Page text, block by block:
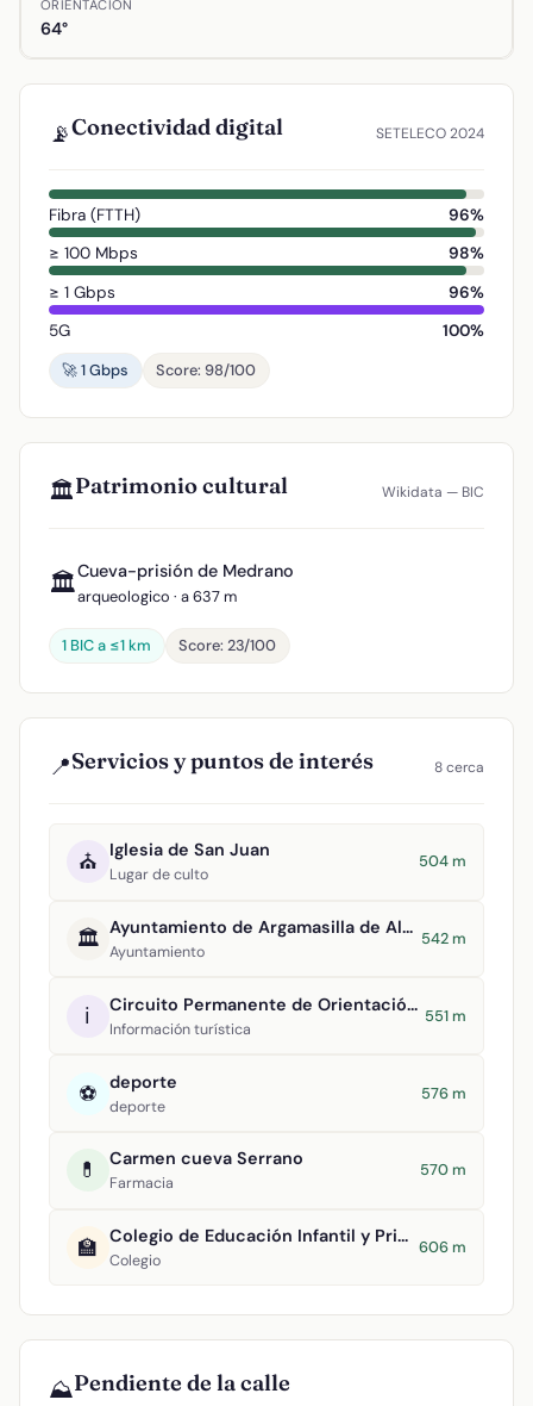
ORIENTACIÓN
64°
📡Conectividad digital SETELECO 2024
Fibra (FTTH)
96%
≥ 100 Mbps
98%
≥ 1 Gbps
96%
5G
100%
🚀 1 Gbps
Score: 98/100
🏛️Patrimonio cultural Wikidata — BIC
🏛️Cueva-prisión de Medrano
arqueologico · a 637 m
1 BIC a ≤1 km Score: 23/100
📍Servicios y puntos de interés 8 cerca
⛪ Iglesia de San Juan
Lugar de culto
504 m
🏛️ Ayuntamiento de Argamasilla de Alba
Ayuntamiento
542 m
ℹ️ Circuito Permanente de Orientación Argamasilla de Alba
Información turística
551 m
⚽ deporte
deporte
576 m
💊 Carmen cueva Serrano
Farmacia
570 m
🏫 Colegio de Educación Infantil y Primaria Divino Maestro
Colegio
606 m
⛰️Pendiente de la calle